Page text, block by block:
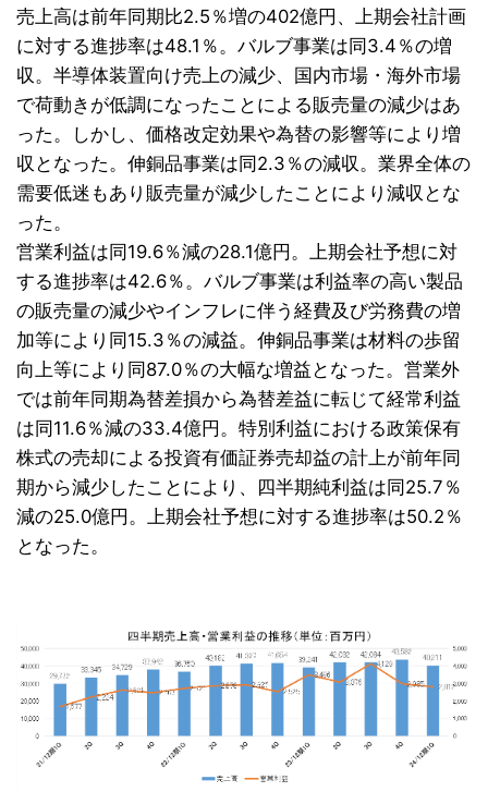
売上高は前年同期比2.5％増の402億円、上期会社計画
に対する進捗率は48.1％。バルブ事業は同3.4％の増
収。半導体装置向け売上の減少、国内市場・海外市場
で荷動きが低調になったことによる販売量の減少はあ
った。しかし、価格改定効果や為替の影響等により増
収となった。伸銅品事業は同2.3％の減収。業界全体の
需要低迷もあり販売量が減少したことにより減収とな
った。
営業利益は同19.6％減の28.1億円。上期会社予想に対
する進捗率は42.6％。バルブ事業は利益率の高い製品
の販売量の減少やインフレに伴う経費及び労務費の増
加等により同15.3％の減益。伸銅品事業は材料の歩留
向上等により同87.0％の大幅な増益となった。営業外
では前年同期為替差損から為替差益に転じて経常利益
は同11.6％減の33.4億円。特別利益における政策保有
株式の売却による投資有価証券売却益の計上が前年同
期から減少したことにより、四半期純利益は同25.7％
減の25.0億円。上期会社予想に対する進捗率は50.2％
となった。